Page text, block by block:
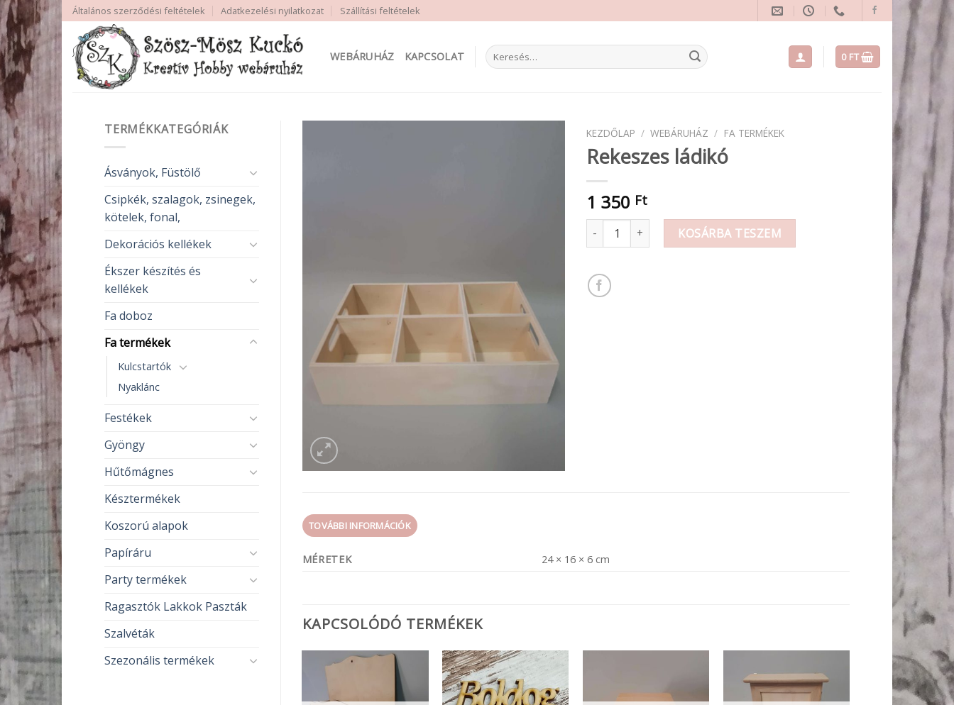
Skip
to
content
Általános szerződési feltételek Adatkezelési nyilatkozat Szállítási feltételek
WEBÁRUHÁZ KAPCSOLAT
Keresés
a
0 FT
TERMÉKKATEGÓRIÁK
Ásványok, Füstölő
Csipkék, szalagok, zsinegek,
kötelek, fonal,
Dekorációs kellékek
Ékszer készítés és
kellékek
Fa doboz
Fa termékek
Kulcstartók
Nyaklánc
Festékek
Gyöngy
Hűtőmágnes
Késztermékek
Koszorú alapok
Papíráru
Party termékek
Ragasztók Lakkok Paszták
Szalvéták
Szezonális termékek
KEZDŐLAP / WEBÁRUHÁZ / FA TERMÉKEK
Rekeszes ládikó
1 350 Ft
Rekeszes ládikó mennyiségKOSÁRBA TESZEM
TOVÁBBI INFORMÁCIÓK
MÉRETEK 24 × 16 × 6 cm
KAPCSOLÓDÓ TERMÉKEK